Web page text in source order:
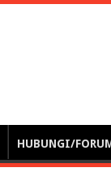
HUBUNGI/